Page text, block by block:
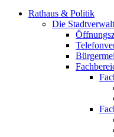
Rathaus & Politik
Die